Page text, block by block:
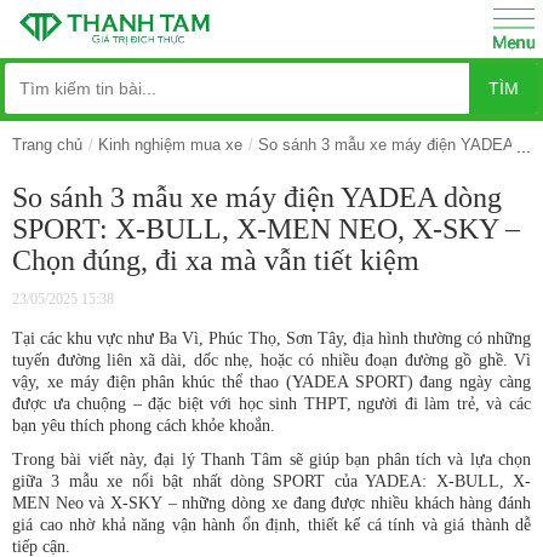
TÌM
Trang chủ Kinh nghiệm mua xe So sánh 3 mẫu xe máy điện YADEA
So sánh 3 mẫu xe máy điện YADEA dòng
SPORT: X-BULL, X-MEN NEO, X-SKY –
Chọn đúng, đi xa mà vẫn tiết kiệm
23/05/2025 15:38
Tại các khu vực như Ba Vì, Phúc Thọ, Sơn Tây, địa hình thường có những
tuyến đường liên xã dài, dốc nhẹ, hoặc có nhiều đoạn đường gồ ghề. Vì
vậy, xe máy điện phân khúc thể thao (YADEA SPORT) đang ngày càng
được ưa chuộng – đặc biệt với học sinh THPT, người đi làm trẻ, và các
bạn yêu thích phong cách khỏe khoắn.
Trong bài viết này, đại lý Thanh Tâm sẽ giúp bạn phân tích và lựa chọn
giữa 3 mẫu xe nổi bật nhất dòng SPORT của YADEA: X-BULL, X-
MEN Neo và X-SKY – những dòng xe đang được nhiều khách hàng đánh
giá cao nhờ khả năng vận hành ổn định, thiết kế cá tính và giá thành dễ
tiếp cận.